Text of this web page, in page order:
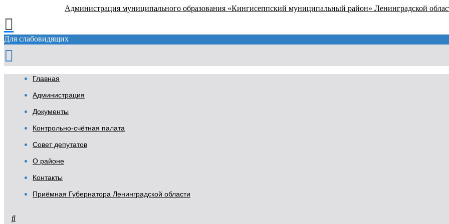
Администрация муниципального образования «Кингисеппский муниципальный район» Ленинградской
Для слабовидящих
Главная
Администрация
Документы
Контрольно-счётная палата
Совет депутатов
О районе
Контакты
Приёмная Губернатора Ленинградской области